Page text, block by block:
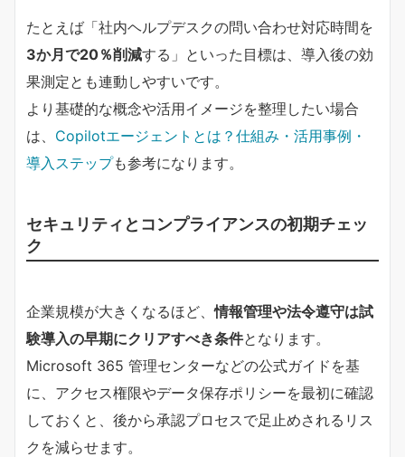
たとえば「社内ヘルプデスクの問い合わせ対応時間を
3か月で20％削減する」といった目標は、導入後の効
果測定とも連動しやすいです。
より基礎的な概念や活用イメージを整理したい場合
は、 Copilotエージェントとは？仕組み・活用事例・
導入ステップも参考になります。
セキュリティとコンプライアンスの初期チェッ
ク
企業規模が大きくなるほど、情報管理や法令遵守は試
験導入の早期にクリアすべき条件となります。
Microsoft 365 管理センターなどの公式ガイドを基
に、アクセス権限やデータ保存ポリシーを最初に確認
しておくと、後から承認プロセスで足止めされるリス
クを減らせます。